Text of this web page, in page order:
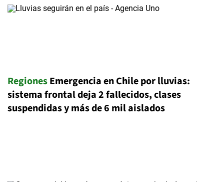
RegionesEmergencia en Chile por lluvias:
sistema frontal deja 2 fallecidos, clases
suspendidas y más de 6 mil aislados